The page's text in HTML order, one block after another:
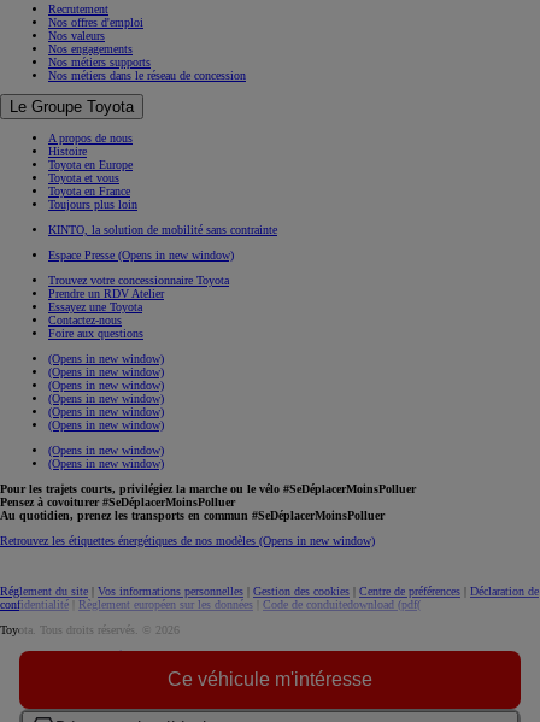
Ce véhicule m'intéresse
Recrutement
Nos offres d'emploi
Nos valeurs
Nos engagements
Nos métiers supports
Nos métiers dans le réseau de concession
Le Groupe Toyota
A propos de nous
Histoire
Toyota en Europe
Toyota et vous
Toyota en France
Toujours plus loin
KINTO, la solution de mobilité sans contrainte
Espace Presse (Opens in new window)
Trouvez votre concessionnaire Toyota
Prendre un RDV Atelier
Essayez une Toyota
Contactez-nous
Foire aux questions
(Opens in new window)
(Opens in new window)
(Opens in new window)
(Opens in new window)
(Opens in new window)
(Opens in new window)
(Opens in new window)
(Opens in new window)
Pour les trajets courts, privilégiez la marche ou le vélo #SeDéplacerMoinsPolluer
Pensez à covoiturer #SeDéplacerMoinsPolluer
Au quotidien, prenez les transports en commun #SeDéplacerMoinsPolluer
Retrouvez les étiquettes énergétiques de nos modèles (Opens in new window)
Réglement du site | Vos informations personnelles | Gestion des cookies | Centre de préférences | Déclaration de
confidentialité
Règlement européen sur les données Code de conduitedownload (pdf(
Toyota. Tous droits réservés. © 2026
Informations légales